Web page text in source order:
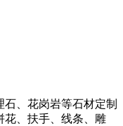
石、花岗岩等石材定制
花、扶手、线条、雕